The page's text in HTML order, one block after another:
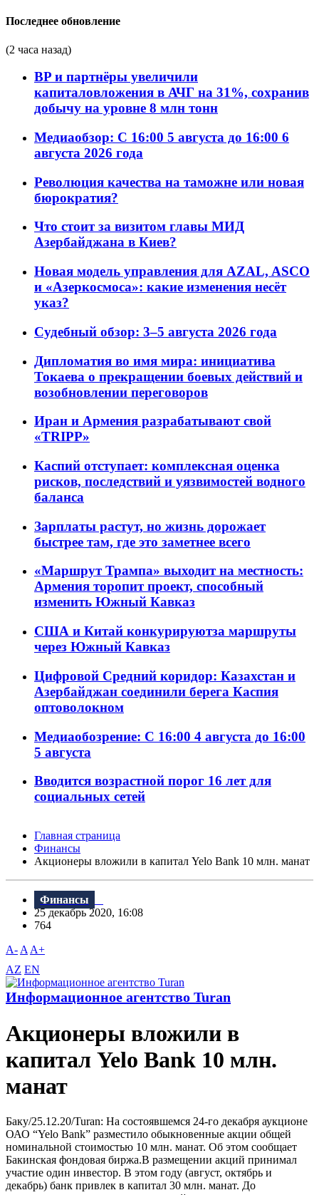
Последнее обновление
(2 часа назад)
BP и партнёры увеличили
капиталовложения в АЧГ на 31%, сохранив
добычу на уровне 8 млн тонн
Медиаобзор: С 16:00 5 августа до 16:00 6
августа 2026 года
Революция качества на таможне или новая
бюрократия?
Что стоит за визитом главы МИД
Азербайджана в Киев?
Новая модель управления для AZAL, ASCO
и «Азеркосмоса»: какие изменения несёт
указ?
Судебный обзор: 3–5 августа 2026 года
Дипломатия во имя мира: инициатива
Токаева о прекращении боевых действий и
возобновлении переговоров
Иран и Армения разрабатывают свой
«TRIPP»
Каспий отступает: комплексная оценка
рисков, последствий и уязвимостей водного
баланса
Зарплаты растут, но жизнь дорожает
быстрее там, где это заметнее всего
«Маршрут Трампа» выходит на местность:
Армения торопит проект, способный
изменить Южный Кавказ
США и Китай конкурируютза маршруты
через Южный Кавказ
Цифровой Средний коридор: Казахстан и
Азербайджан соединили берега Каспия
оптоволокном
Медиаобозрение: С 16:00 4 августа до 16:00
5 августа
Вводится возрастной порог 16 лет для
социальных сетей
Главная страница
Финансы
Акционеры вложили в капитал Yelo Bank 10 млн. манат
Финансы
25 декабрь 2020, 16:08
764
A- A A+
AZ EN
Информационное агентство Turan
Акционеры вложили в
капитал Yelo Bank 10 млн.
манат
Баку/25.12.20/Turan: На состоявшемся 24-го декабря аукционе
ОАО “Yelo Bank” разместило обыкновенные акции общей
номинальной стоимостью 10 млн. манат. Об этом сообщает
Бакинская фондовая биржа.В размещении акций принимал
участие один инвестор. В этом году (август, октябрь и
декабрь) банк привлек в капитал 30 млн. манат. До